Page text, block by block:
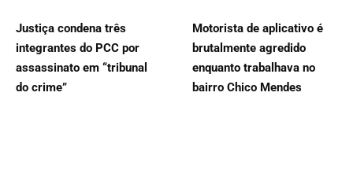
Justiça condena três
integrantes do PCC por
assassinato em “tribunal
do crime”
Motorista de aplicativo é
brutalmente agredido
enquanto trabalhava no
bairro Chico Mendes